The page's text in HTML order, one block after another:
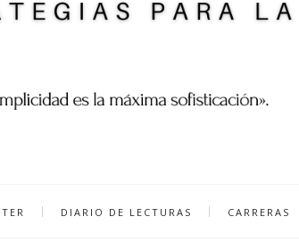
DIARIO DE LECTURAS CARRERAS